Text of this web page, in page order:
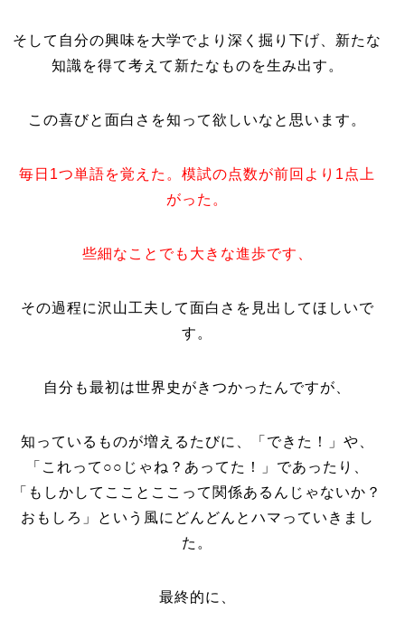
そして自分の興味を大学でより深く掘り下げ、新たな
知識を得て考えて新たなものを生み出す。
この喜びと面白さを知って欲しいなと思います。
毎日1つ単語を覚えた。模試の点数が前回より1点上
がった。
些細なことでも大きな進歩です、
その過程に沢山工夫して面白さを見出してほしいで
す。
自分も最初は世界史がきつかったんですが、
知っているものが増えるたびに、「できた！」や、
「これって○○じゃね？あってた！」であったり、
「もしかしてこことここって関係あるんじゃないか？
おもしろ」という風にどんどんとハマっていきまし
た。
最終的に、